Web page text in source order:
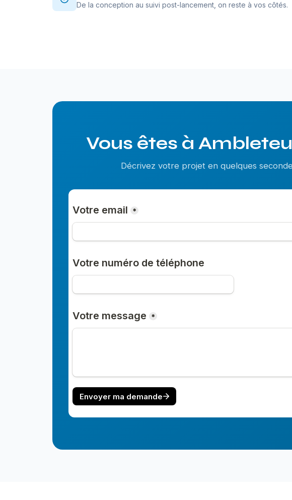
De la conception au suivi post-lancement, on reste à vos côtés.
Vous êtes à
Décrivez votre projet en quelques